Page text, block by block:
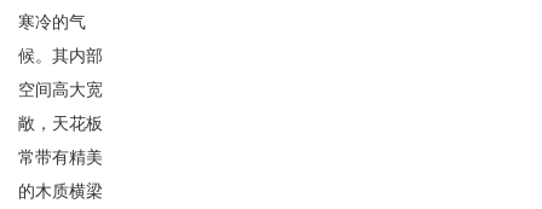
寒冷的气
候。其内部
空间高大宽
敞，天花板
常带有精美
的木质横梁